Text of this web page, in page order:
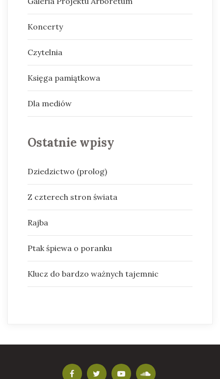
Koncerty
Czytelnia
Księga pamiątkowa
Dla mediów
Ostatnie wpisy
Dziedzictwo (prolog)
Z czterech stron świata
Rajba
Ptak śpiewa o poranku
Klucz do bardzo ważnych tajemnic